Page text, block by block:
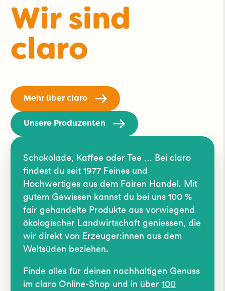
Wir sind
claro
Mehr über claro
Unsere Produzenten
Schokolade, Kaffee oder Tee … Bei claro
findest du seit 1977 Feines und
Hochwertiges aus dem Fairen Handel. Mit
gutem Gewissen kannst du bei uns 100 %
fair gehandelte Produkte aus vorwiegend
ökologischer Landwirtschaft geniessen, die
wir direkt von Erzeuger:innen aus dem
Weltsüden beziehen.
Finde alles für deinen nachhaltigen Genuss
im claro Online-Shop und in über100